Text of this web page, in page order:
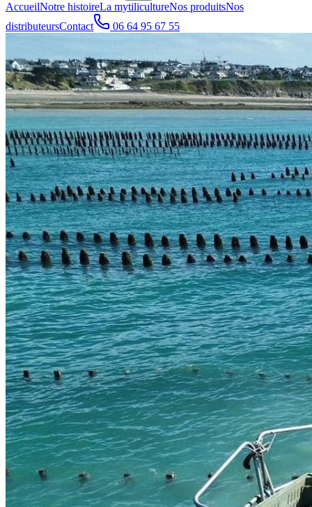
AccueilNotre histoireLa mytilicultureNos produitsNos
distributeursContact 06 64 95 67 55